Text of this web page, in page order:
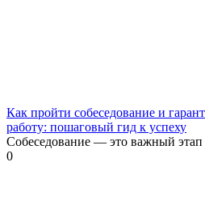
Как пройти собеседование и
работу: пошаговый гид к успеху
Собеседование — это важный
0